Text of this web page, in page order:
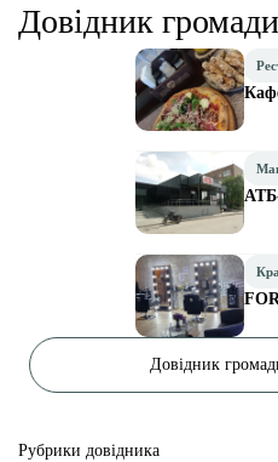
Довідник громади
Довідник
Рубрики довідника